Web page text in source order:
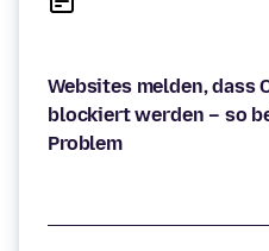
Websites melden, dass
blockiert werden – so
Problem